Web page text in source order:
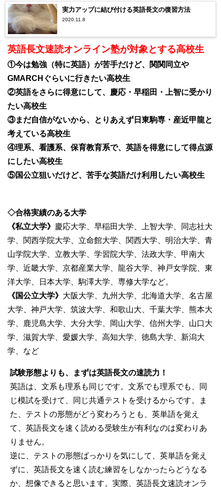
実力アップに結び付ける英語長文の復習方法
2020.11.8
英語長文速読オンライン塾が対象とする高校生
①今は勉強（特に英語）が苦手だけど、関関同立や
GMARCHぐらいに行きたい高校生
②英語をさらに得意にして、慶応・早稲田・上智に受かり
たい高校生
③まだ自信がないから、とりあえず日東駒専・産近甲龍と
考えている高校生
④理系、看護系、保育教育系で、英語を得意にして得点源
にしたい高校生
⑤国公立狙いだけど、苦手な英語だけ利用したい高校生
◇合格実績のある大学
《私立大学》
慶応大学、早稲田大学、上智大学、同志社大
学、関西学院大学、立命館大学、関西大学、明治大学、青
山学院大学、立教大学、学習院大学、法政大学、甲南大
学、近畿大学、京都産業大学、龍谷大学、神戸女学院、東
洋大学、日本大学、駒澤大学、専修大学など。
《国公立大学》 大阪大学、九州大学、北海道大学、名古屋
大学、神戸大学、筑波大学、和歌山大、千葉大学、熊本大
学、鹿児島大学、大分大学、岡山大学、信州大学、山口大
学、滋賀大学、愛媛大学、高知大学、徳島大学、新潟大
学、など
試験形態よりも、まずは英語長文の速読力！
英語は、文系も理系も同じです。文系でも理系でも、同
じ模試を受けて、同じ共通テストを受けるからです。ま
た、テストの形態がどう変わろうとも、英単語を覚え
て、英語長文を速く読める受験生が有利なのは変わりあ
りません。
逆に、テストの形態ばっかりを気にして、英単語を覚え
ずに、英語長文を速く読む練習をしなかったらどうなる
か、想像できると思います。実際、英語長文速読オンラ